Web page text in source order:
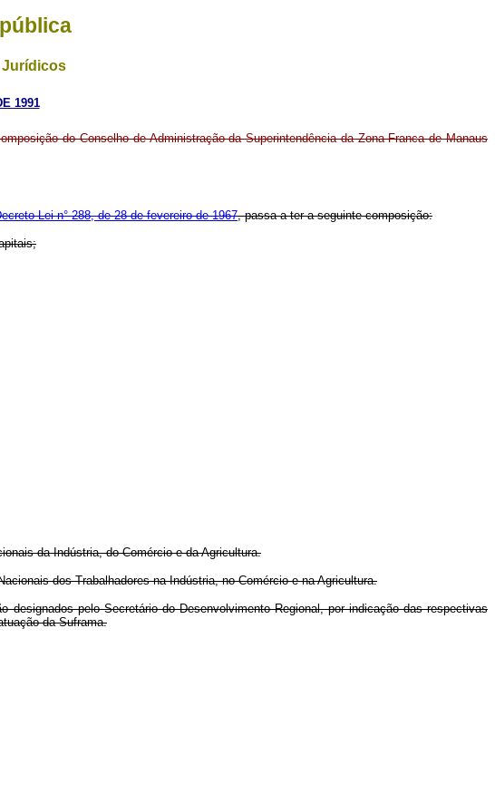
Jurídicos
1991
do Conselho de Administração da Superintendência da Zona Franca de Manaus
Lei n° 288, de 28 de fevereiro de 1967, passa a ter a seguinte composição:
da Indústria, do Comércio e da Agricultura.
dos Trabalhadores na Indústria, no Comércio e na Agricultura.
pelo Secretário do Desenvolvimento Regional, por indicação das respectivas
da Suframa.